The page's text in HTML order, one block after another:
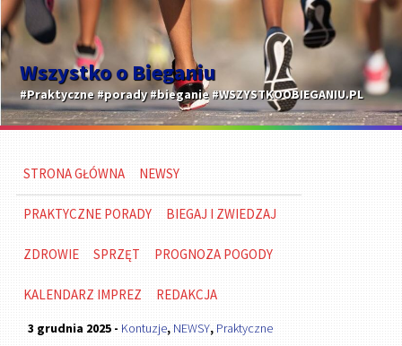
Wszystko o Bieganiu
#Praktyczne #porady #bieganie #WSZYSTKOOBIEGANIU.PL
STRONA GŁÓWNA NEWSY
PRAKTYCZNE PORADY BIEGAJ I ZWIEDZAJ
ZDROWIE SPRZĘT PROGNOZA POGODY
KALENDARZ IMPREZ REDAKCJA
3 grudnia 2025 - Kontuzje, NEWSY, Praktyczne